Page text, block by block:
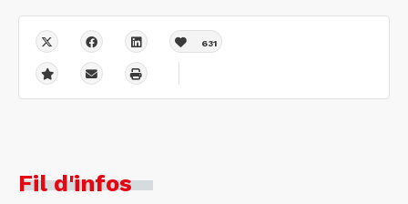
631
Fil d'infos